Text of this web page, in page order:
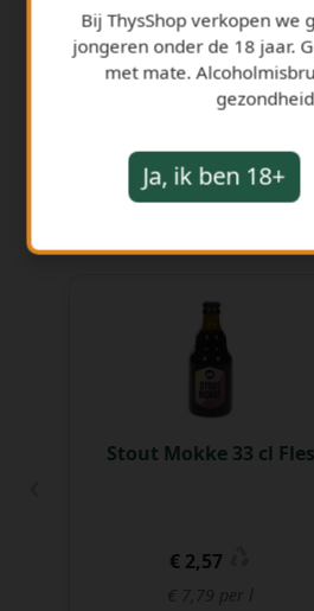
Stout Mokke 33 cl Fles
€ 2,57
€ 7,79 per l
Bij ThysShop verkopen we
jongeren onder de 18 jaar.
met mate.
gezondheid
Ja, ik ben 18+